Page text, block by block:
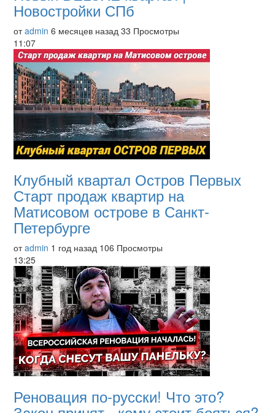
Новостройки СПб
отadmin 6 месяцев назад 33 Просмотры
11:07
Клубный квартал Остров Первых
Старт продаж квартир на
Матисовом острове в Санкт-
Петербурге
отadmin 1 год назад 106 Просмотры
13:25
Реновация по-русски! Что это?